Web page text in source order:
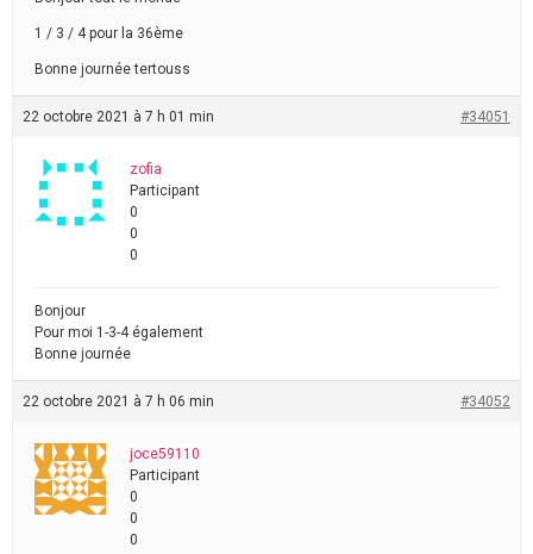
1 / 3 / 4 pour la 36ème
Bonne journée tertouss
22 octobre 2021 à 7 h 01 min #34051
zofia
Participant
0
0
0
Bonjour
Pour moi 1-3-4 également
Bonne journée
22 octobre 2021 à 7 h 06 min #34052
joce59110
Participant
0
0
0